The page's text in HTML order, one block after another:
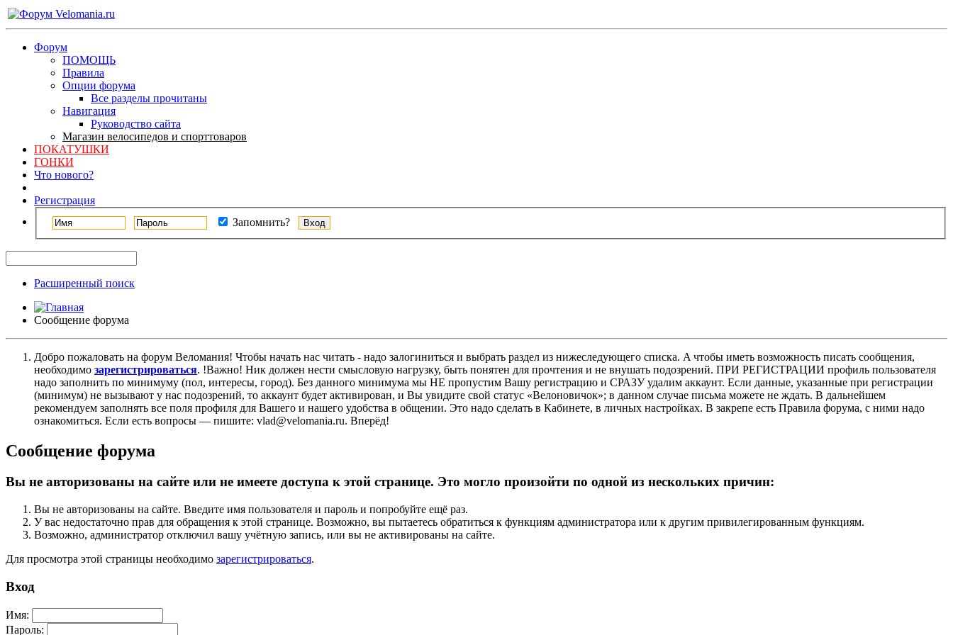
Форум
ПОМОЩЬ
Правила
Опции форума
Все разделы прочитаны
Навигация
Руководство сайта
Магазин велосипедов и спорттоваров
ПОКАТУШКИ
ГОНКИ
Что нового?
Регистрация
Запомнить?
Расширенный поиск
Сообщение форума
Добро пожаловать на форум Веломания! Чтобы начать нас читать - надо залогиниться и выбрать раздел из нижеследующего списка. A чтобы иметь возможность писать сообщения,
необходимо зарегистрироваться. !Важно! Ник должен нести смысловую нагрузку, быть понятен для прочтения и не внушать подозрений. ПРИ РЕГИСТРАЦИИ профиль пользователя
надо заполнить по минимуму (пол, интересы, город). Без данного минимума мы НЕ пропустим Вашу регистрацию и СРАЗУ удалим аккаунт. Если данные, указанные при регистрации
(минимум) не вызывают у нас подозрений, то аккаунт будет активирован, и Вы увидите свой статус «Велоновичок»; в данном случае письма можете не ждать. В дальнейшем
рекомендуем заполнять все поля профиля для Вашего и нашего удобства в общении. Это надо сделать в Кабинете, в личных настройках. В закрепе есть Правила форума, с ними надо
ознакомиться. Если есть вопросы — пишите: vlad@velomania.ru. Вперёд!
Сообщение форума
Вы не авторизованы на сайте или не имеете доступа к этой странице. Это могло произойти по одной из нескольких причин:
Вы не авторизованы на сайте. Введите имя пользователя и пароль и попробуйте ещё раз.
У вас недостаточно прав для обращения к этой странице. Возможно, вы пытаетесь обратиться к функциям администратора или к другим привилегированным функциям.
Возможно, администратор отключил вашу учётную запись, или вы не активированы на сайте.
Для просмотра этой страницы необходимо зарегистрироваться.
Вход
Имя:
Пароль: